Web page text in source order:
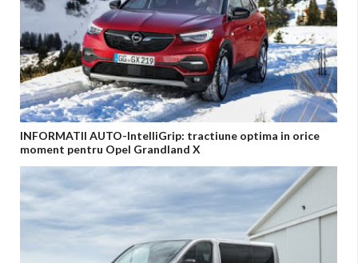
INFORMATII AUTO-IntelliGrip: tractiune optima in orice
moment pentru Opel Grandland X